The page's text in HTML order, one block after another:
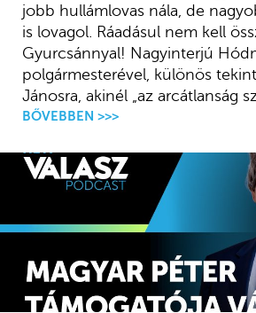
jobb hullámlovas nála, de
is lovagol. Ráadásul nem kell
Gyurcsánnyal! Nagyinterjú
polgármesterével, különös
Jánosra, akinél „az arcátlanság
BŐVEBBEN >>>